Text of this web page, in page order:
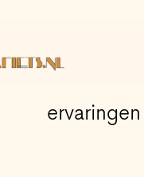
ervaringen